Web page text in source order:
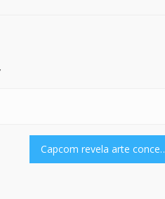
Capcom revela arte conceitual e storyboard